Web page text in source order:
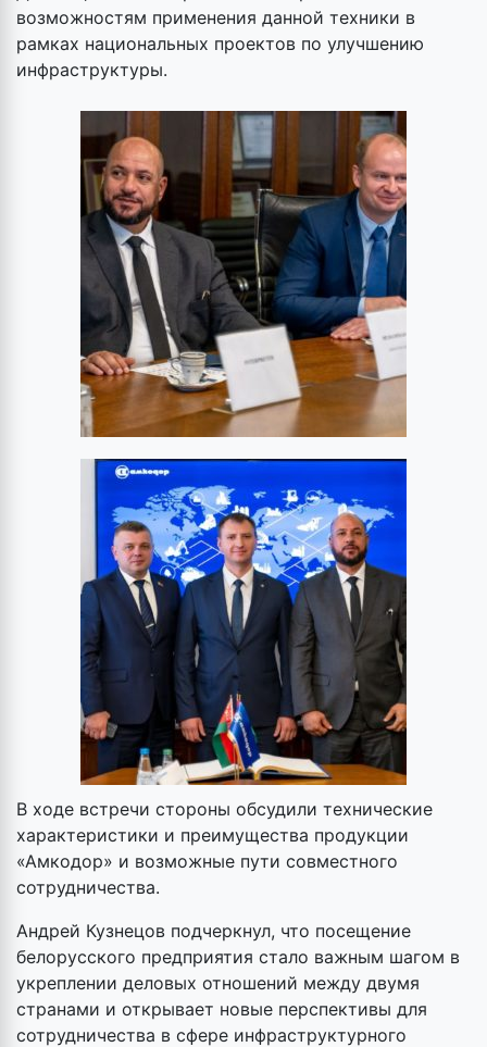
возможностям применения данной техники в
рамках национальных проектов по улучшению
инфраструктуры.
В ходе встречи стороны обсудили технические
характеристики и преимущества продукции
«Амкодор» и возможные пути совместного
сотрудничества.
Андрей Кузнецов подчеркнул, что посещение
белорусского предприятия стало важным шагом в
укреплении деловых отношений между двумя
странами и открывает новые перспективы для
сотрудничества в сфере инфраструктурного